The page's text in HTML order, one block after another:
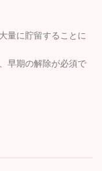
量に貯留することに
早期の解除が必須で